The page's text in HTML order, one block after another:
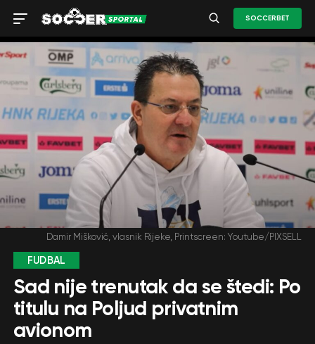
SOCCERBET
Damir Mišković, vlasnik Rijeke, Printscreen: Youtube/PIXSELL
FUDBAL
Sad nije trenutak da se štedi: Po
titulu na Poljud privatnim
avionom